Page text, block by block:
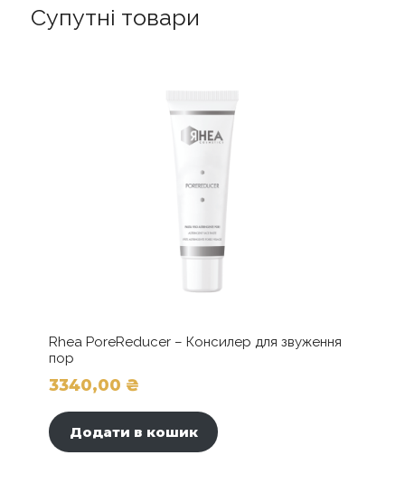
Супутні товари
Rhea PoreReducer – Консилер для звуження
пор
3340,00 ₴
Додати в кошик